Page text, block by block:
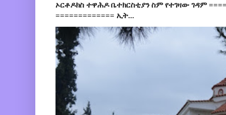
ኦርቶዶክስ ተዋሕዶ ቤተክርስቲያን ስም የተገዛው ገዳም
============= ኢት...